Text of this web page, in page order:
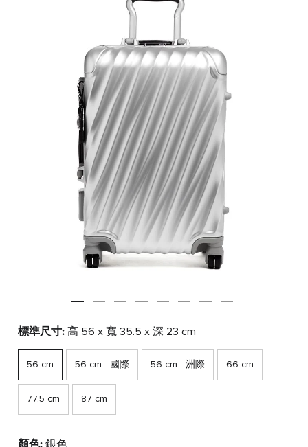
標準尺寸: 高 56 x 寬 35.5 x 深 23 cm
56 cm 56 cm - 國際 56 cm - 洲際 66 cm
77.5 cm 87 cm
銀色